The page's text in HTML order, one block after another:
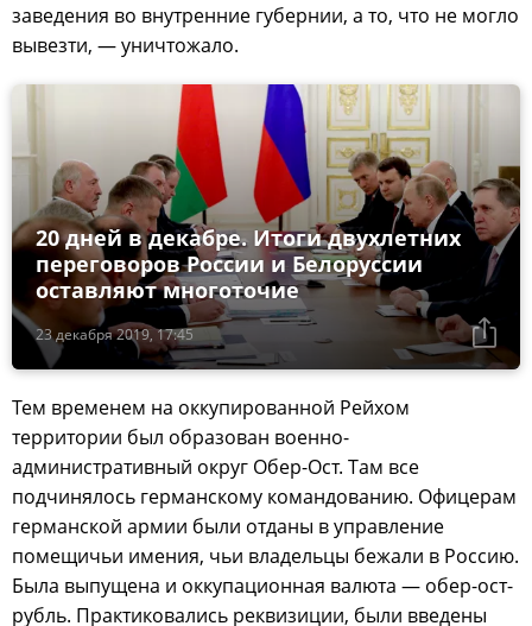
заведения во внутренние губернии, а то, что не могло
вывезти, — уничтожало.
23 декабря 2019, 17:45
20 дней в декабре. Итоги двухлетних
переговоров России и Белоруссии
оставляют многоточие
Тем временем на оккупированной Рейхом
территории был образован военно-
административный округ Обер-Ост. Там все
подчинялось германскому командованию. Офицерам
германской армии были отданы в управление
помещичьи имения, чьи владельцы бежали в Россию.
Была выпущена и оккупационная валюта — обер-ост-
рубль. Практиковались реквизиции, были введены